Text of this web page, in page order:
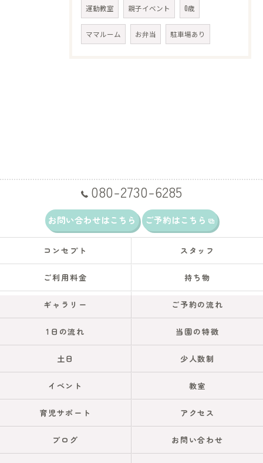
運動教室 親子イベント 0歳
ママルーム お弁当 駐車場あり
080-2730-6285
お問い合わせはこちら ご予約はこちら
コンセプト スタッフ
ご利用料金 持ち物
ギャラリー ご予約の流れ
1日の流れ 当園の特徴
土日 少人数制
イベント 教室
育児サポート アクセス
ブログ お問い合わせ